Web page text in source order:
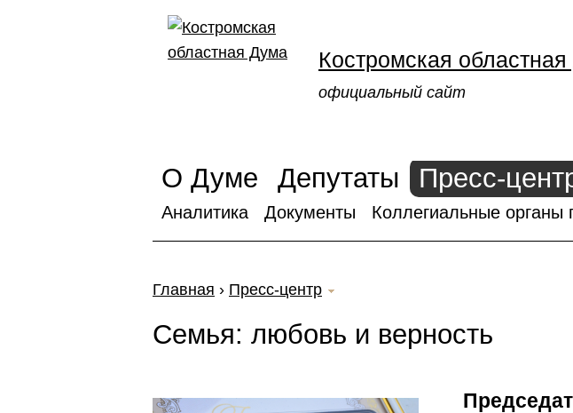
Костромская
официальный сайт
О Думе Депутаты Пресс-
Аналитика Документы Коллегиальные органы
Главная › Пресс-центр
Семья: любовь и верность